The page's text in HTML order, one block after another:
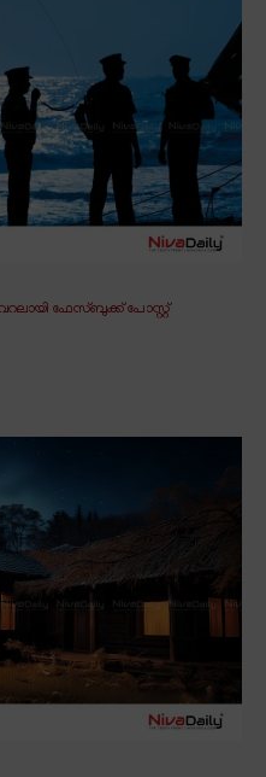
ഫേസ്ബുക്ക് പോസ്റ്റ്